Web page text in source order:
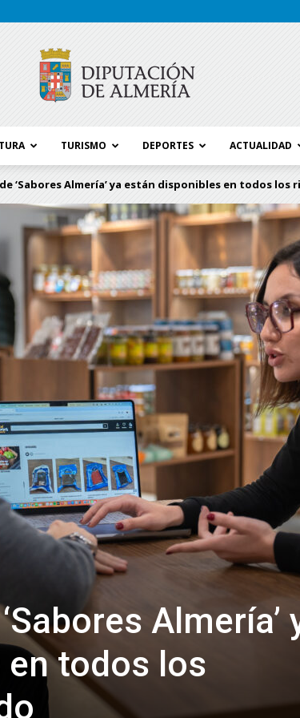
de
Almería
TURISMO DEPORTES ACTUALIDAD
‘Sabores Almería’ ya están disponibles en todos los
Almería’
todos los